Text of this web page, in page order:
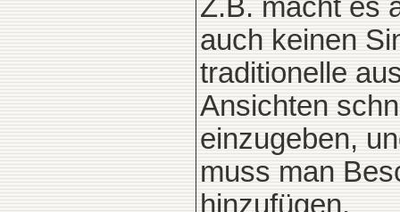
Z.B. macht es
auch keinen
traditionelle
Ansichten
einzugeben,
muss man
hinzufügen.